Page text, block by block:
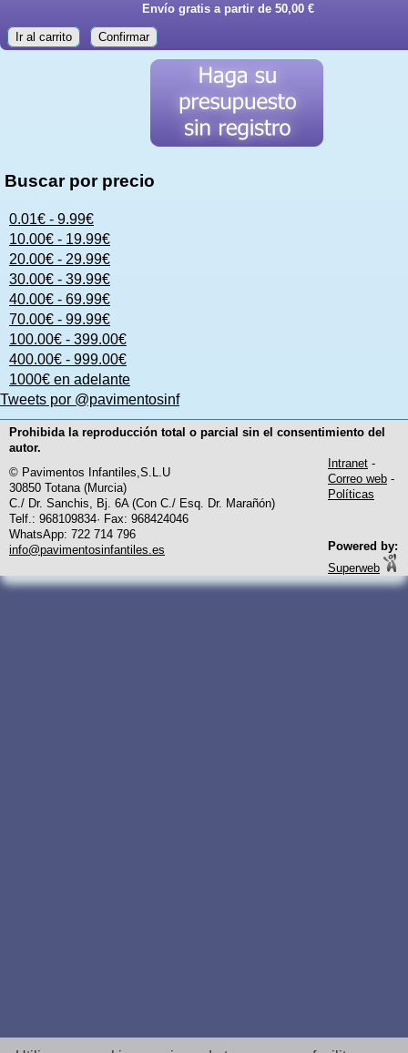
Envío gratis a partir de 50,00 €
Ir al carrito Confirmar
Buscar por precio
0.01€ - 9.99€
10.00€ - 19.99€
20.00€ - 29.99€
30.00€ - 39.99€
40.00€ - 69.99€
70.00€ - 99.99€
100.00€ - 399.00€
400.00€ - 999.00€
1000€ en adelante
Tweets por @pavimentosinf
Prohibida la reproducción total o parcial sin el consentimiento del
autor.
© Pavimentos Infantiles,S.L.U
30850 Totana (Murcia)
C./ Dr. Sanchis, Bj. 6A (Con C./ Esq. Dr. Marañón)
Telf.: 968109834· Fax: 968424046
WhatsApp: 722 714 796
info@pavimentosinfantiles.es
Intranet -
Correo web -
Políticas
Powered by:
Superweb